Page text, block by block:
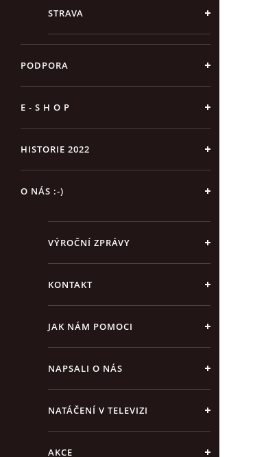
STRAVA
PODPORA
E - S H O P
HISTORIE 2022
O NÁS :-)
VÝROČNÍ ZPRÁVY
KONTAKT
JAK NÁM POMOCI
NAPSALI O NÁS
NATÁČENÍ V TELEVIZI
AKCE